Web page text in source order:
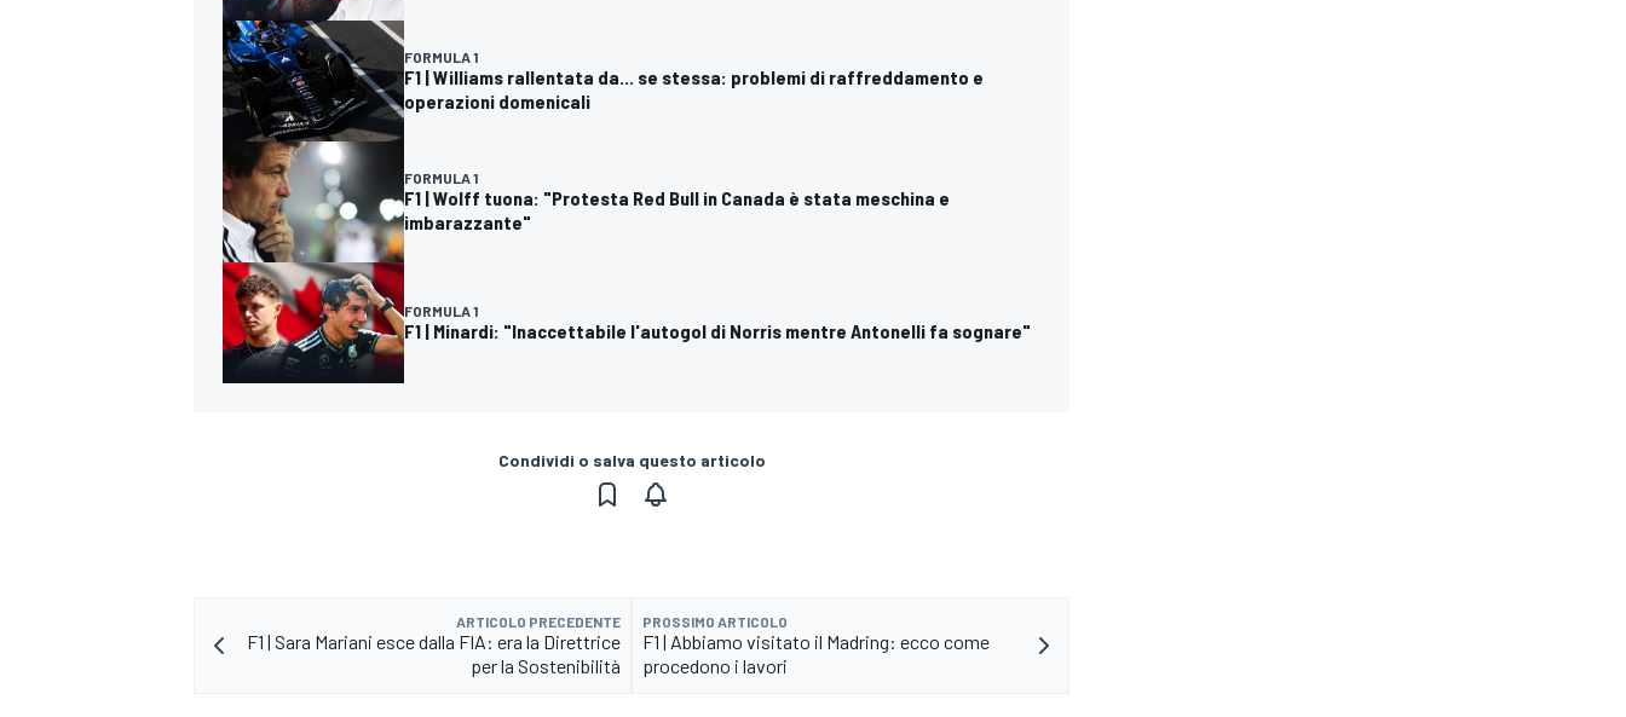
RALLY
FORMULA 1
F1 | Williams rallentata da... se stessa: problemi di raffreddamento e
operazioni domenicali
FORMULA 1
F1 | Wolff tuona: "Protesta Red Bull in Canada è stata meschina e
imbarazzante"
FORMULA 1
F1 | Minardi: "Inaccettabile l'autogol di Norris mentre Antonelli fa sognare"
Condividi o salva questo articolo
ARTICOLO PRECEDENTE
F1 | Sara Mariani esce dalla FIA: era la Direttrice
per la Sostenibilità
PROSSIMO ARTICOLO
F1 | Abbiamo visitato il Madring: ecco come
procedono i lavori